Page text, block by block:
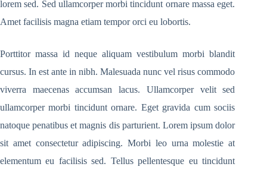
lorem sed. Sed ullamcorper morbi tincidunt ornare massa eget.
Amet facilisis magna etiam tempor orci eu lobortis.
Porttitor massa id neque aliquam vestibulum morbi blandit
cursus. In est ante in nibh. Malesuada nunc vel risus commodo
viverra maecenas accumsan lacus. Ullamcorper velit sed
ullamcorper morbi tincidunt ornare. Eget gravida cum sociis
natoque penatibus et magnis dis parturient. Lorem ipsum dolor
sit amet consectetur adipiscing. Morbi leo urna molestie at
elementum eu facilisis sed. Tellus pellentesque eu tincidunt